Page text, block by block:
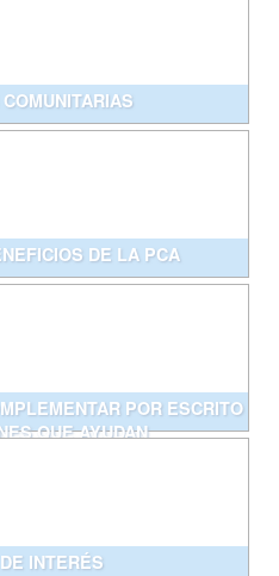
DE LA PCA
POR ESCRITO
QUE AYUDAN
INTERÉS